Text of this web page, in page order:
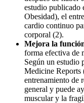
estudio publicado
Obesidad), el
cardio continuo
corporal (2).
Mejora la
forma efectiva de
Según un estudio
Medicine Reports
entrenamiento de
general y puede
muscular y la